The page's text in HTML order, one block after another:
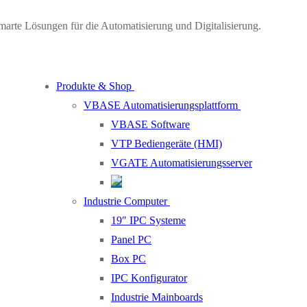
Lösungen für die Automatisierung und Digitalisierung.
Produkte & Shop
VBASE Automatisierungsplattform
VBASE Software
VTP Bediengeräte (HMI)
VGATE Automatisierungsserver
Industrie Computer
19″ IPC Systeme
Panel PC
Box PC
IPC Konfigurator
Industrie Mainboards